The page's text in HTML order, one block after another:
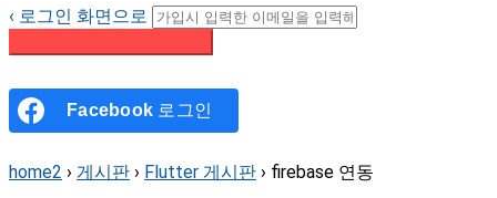
‹ 로그인 화면으로
Facebook 로그인
home2 › 게시판 › Flutter 게시판 › firebase 연동